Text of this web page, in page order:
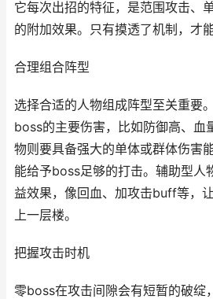
它每次出招的特征，是范围攻击、
的附加效果。只有摸透了机制，才
合理组合阵型
选择合适的人物组成阵型至关重要。
boss的主要伤害，比如防御高、血
物则要具备强大的单体或群体伤害
能给予boss足够的打击。辅助型人
益效果，像回血、加攻击buff等，
上一层楼。
把握攻击时机
零boss在攻击间隙会有短暂的破绽